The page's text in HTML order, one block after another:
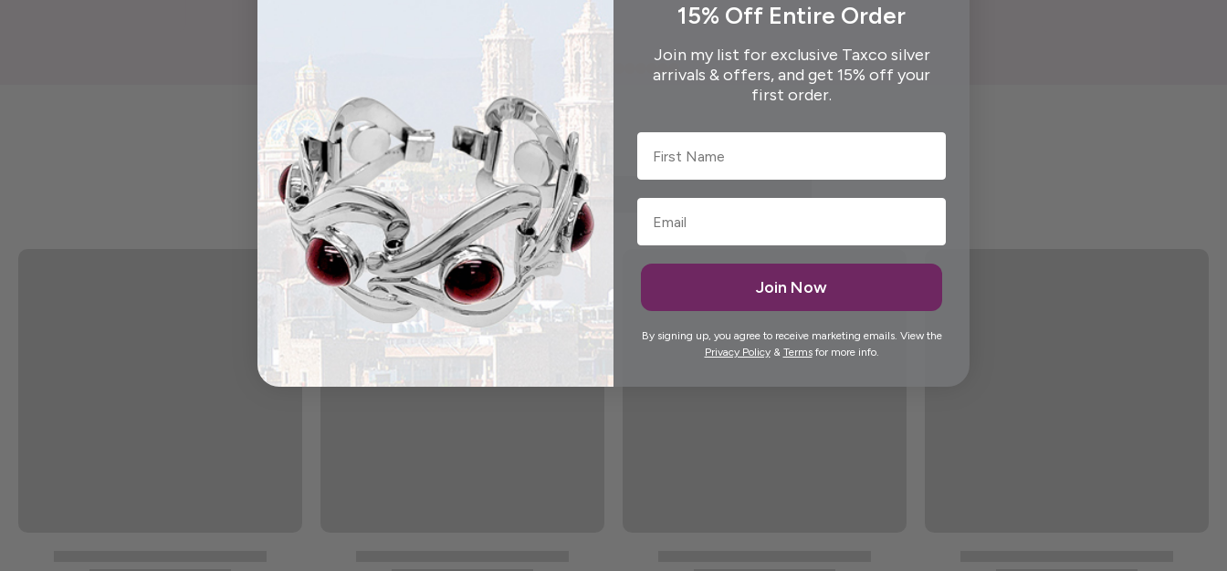
15% Off Entire Order
Join my list for exclusive Taxco silver
arrivals & offers, and get 15% off your
first order.
First Name
Join Now
By signing up, you agree to receive marketing emails. View the
Privacy Policy& Termsfor more info.